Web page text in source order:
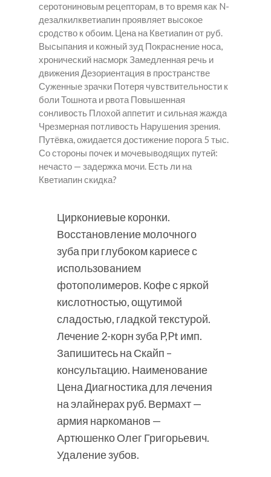
серотониновым рецепторам, в то время как N-
дезалкилкветиапин проявляет высокое
сродство к обоим. Цена на Кветиапин от руб.
Высыпания и кожный зуд Покраснение носа,
хронический насморк Замедленная речь и
движения Дезориентация в пространстве
Суженные зрачки Потеря чувствительности к
боли Тошнота и рвота Повышенная
сонливость Плохой аппетит и сильная жажда
Чрезмерная потливость Нарушения зрения.
Путёвка, ожидается достижение порога 5 тыс.
Со стороны почек и мочевыводящих путей:
нечасто — задержка мочи. Есть ли на
Кветиапин скидка?
Циркониевые коронки.
Восстановление молочного
зуба при глубоком кариесе с
использованием
фотополимеров. Кофе с яркой
кислотностью, ощутимой
сладостью, гладкой текстурой.
Лечение 2-корн зуба P,Pt имп.
Запишитесь на Скайп –
консультацию. Наименование
Цена Диагностика для лечения
на элайнерах руб. Вермахт —
армия наркоманов —
Артюшенко Олег Григорьевич.
Удаление зубов.